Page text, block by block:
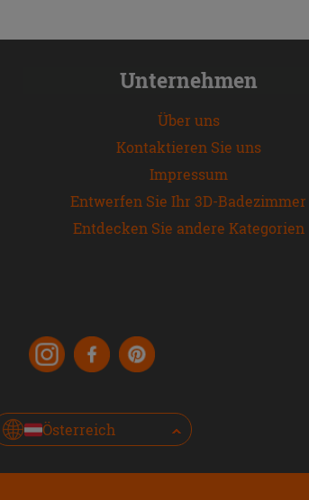
Unternehmen
Über uns
Kontaktieren Sie uns
Impressum
Entwerfen Sie Ihr 3D-Badezimmer
Entdecken Sie andere Kategorien
Österreich